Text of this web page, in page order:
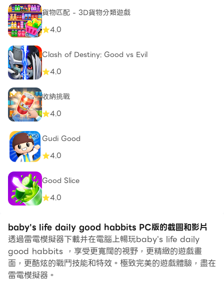
貨物匹配 - 3D貨物分類遊戲
4.0
Clash of Destiny: Good vs Evil
4.0
收納挑戰
4.0
Gudi Good
4.0
Good Slice
4.0
baby's life daily good habbits PC版的截圖和影片
透過雷電模擬器下載并在電腦上暢玩baby's life daily
good habbits ，享受更寬闊的視野，更精緻的遊戲畫
面，更酷炫的戰鬥技能和特效。極致完美的遊戲體驗，盡在
雷電模擬器。